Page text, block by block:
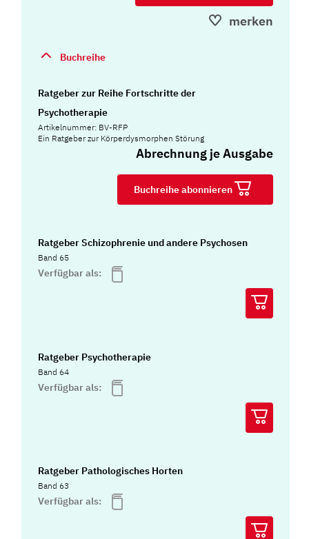
merken
Buchreihe
Ratgeber zur Reihe Fortschritte der
Psychotherapie
Artikelnummer: BV-RFP
Ein Ratgeber zur Körperdysmorphen Störung
Abrechnung je Ausgabe
Buchreihe abonnieren
Ratgeber Schizophrenie und andere Psychosen
Band 65
Verfügbar als:
Ratgeber Psychotherapie
Band 64
Verfügbar als:
Ratgeber Pathologisches Horten
Band 63
Verfügbar als: